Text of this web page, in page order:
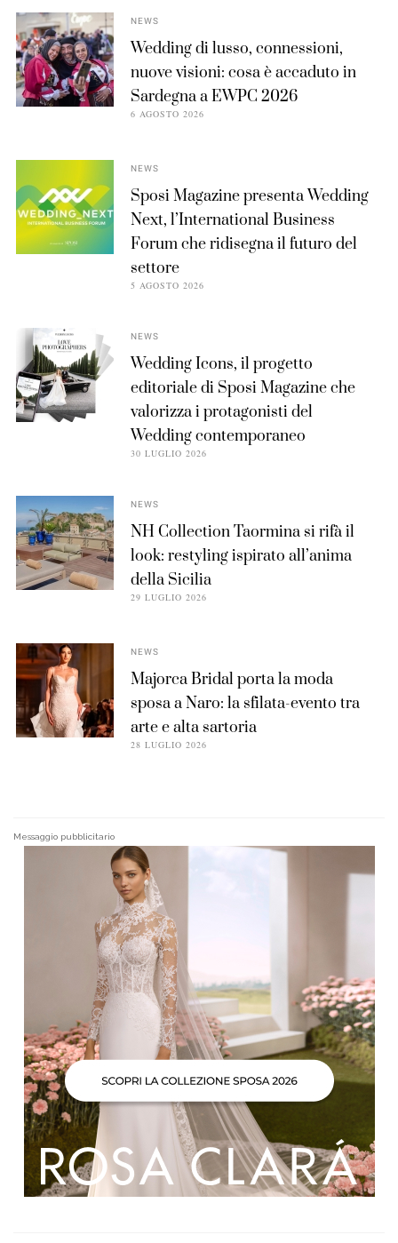
NEWS
Wedding di lusso, connessioni,
nuove visioni: cosa è accaduto in
Sardegna a EWPC 2026
6 AGOSTO 2026
NEWS
Sposi Magazine presenta Wedding
Next, l’International Business
Forum che ridisegna il futuro del
settore
5 AGOSTO 2026
NEWS
Wedding Icons, il progetto
editoriale di Sposi Magazine che
valorizza i protagonisti del
Wedding contemporaneo
30 LUGLIO 2026
NEWS
NH Collection Taormina si rifà il
look: restyling ispirato all’anima
della Sicilia
29 LUGLIO 2026
NEWS
Majorca Bridal porta la moda
sposa a Naro: la sfilata-evento tra
arte e alta sartoria
28 LUGLIO 2026
Messaggio pubblicitario